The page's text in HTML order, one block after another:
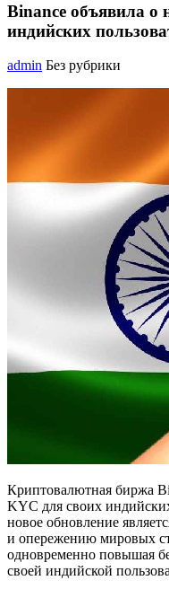
Binance объявила
индийских
admin Без рубрики
Криптовалютная биржа
KYC для своих
новое обновление
и опережению мировых
одновременно повышая
своей индийской